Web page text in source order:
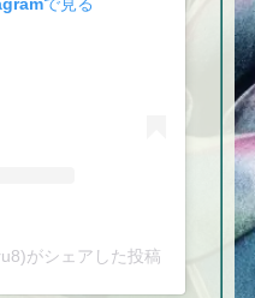
で見る
がシェアした投稿